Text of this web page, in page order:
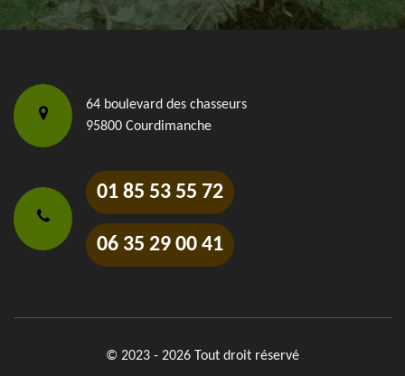
64 boulevard des chasseurs
95800 Courdimanche
01 85 53 55 72
06 35 29 00 41
© 2023 - 2026 Tout droit réservé